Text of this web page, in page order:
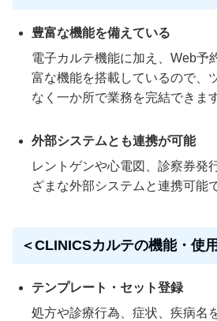
豊富な機能を備えている
電子カルテ機能に加え、Web予
富な機能を搭載しているので、
なく一か所で業務を完結できます
外部システムとも連携が可能
レントゲンや心電図、診察券発
ざまな外部システムと連携可能
＜CLINICSカルテの機能・使
テンプレート・セット登録
処方や診療行為、症状、疾病名